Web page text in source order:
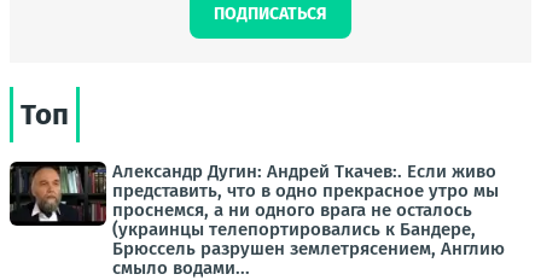
ПОДПИСАТЬСЯ
Топ
Александр Дугин: Андрей Ткачев:. Если живо
представить, что в одно прекрасное утро мы
проснемся, а ни одного врага не осталось
(украинцы телепортировались к Бандере,
Брюссель разрушен землетрясением, Англию
смыло водами...